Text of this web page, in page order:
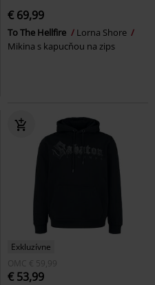
€ 69,99
To The Hellfire
Lorna Shore
Mikina s kapucňou na zips
Exkluzívne
OMC € 59,99
€ 53,99